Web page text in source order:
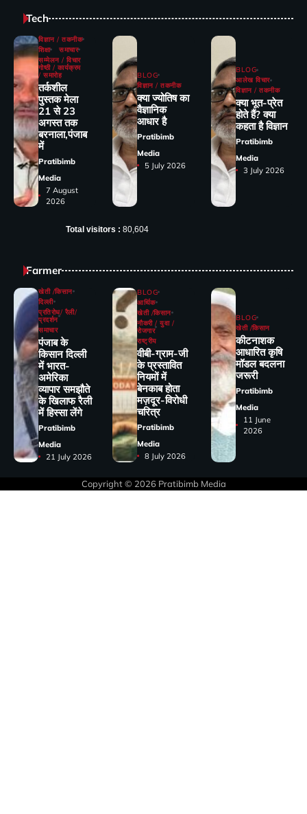
Tech
विज्ञान / तकनीक
शिक्षा
समाचार
सम्मेलन / विचार
गोष्ठी / कार्यक्रम
/ समारोह
तर्कशील
पुस्तक मेला
21 से 23
अगस्त तक
बरनाला,पंजाब
में
Pratibimb
Media
7 August
2026
BLOG
विज्ञान / तकनीक
क्या ज्योतिष का
वैज्ञानिक
आधार है
Pratibimb
Media
5 July 2026
BLOG
आलेख विचार
विज्ञान / तकनीक
क्या भूत-प्रेत
होते हैं? क्या
कहता है विज्ञान
Pratibimb
Media
3 July 2026
Total visitors : 80,604
Farmer
खेती /किसान
दिल्ली
प्रतिरोध/ रैली/
प्रदर्शन
समाचार
पंजाब के
किसान दिल्ली
में भारत-
अमेरिका
व्यापार समझौते
के खिलाफ रैली
में हिस्सा लेंगे
Pratibimb
Media
21 July 2026
BLOG
आर्थिक
खेती /किसान
नौकरी / युवा /
रोजगार
राष्ट्रीय
वीबी-ग्राम-जी
के प्रस्तावित
नियमों में
बेनकाब होता
मज़दूर-विरोधी
चरित्र
Pratibimb
Media
8 July 2026
BLOG
खेती /किसान
कीटनाशक
आधारित कृषि
मॉडल बदलना
जरूरी
Pratibimb
Media
11 June
2026
Copyright © 2026 Pratibimb Media